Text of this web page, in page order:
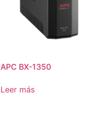
APC BX-1350
Leer más